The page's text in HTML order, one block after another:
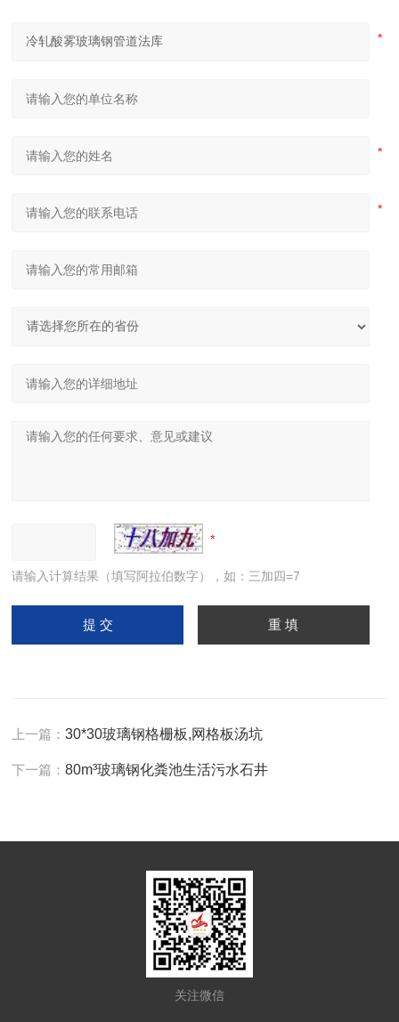
请输入计算结果（填写阿拉伯数字），如：三加四=7
上一篇：30*30玻璃钢格栅板,网格板汤坑
下一篇：80m³玻璃钢化粪池生活污水石井
关注微信